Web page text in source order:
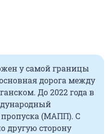
у самой границы
дорога между
До 2022 года в
(МАПП). С
другую сторону